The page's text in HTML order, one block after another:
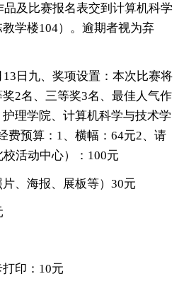
品及比赛报名表交到计算机科学
学楼104）。逾期者视为弃
日九、奖项设置：本次比赛将
2名、三等奖3名、最佳人气作
理学院、计算机科学与技术学
费预算：1、横幅：64元2、请
活动中心）：100元
、海报、展板等）30元
印：10元